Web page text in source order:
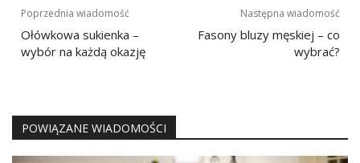
Nawigacja
wpisu
Poprzednia wiadomość
Ołówkowa sukienka –
wybór na każdą okazję
Następna wiadomość
Fasony bluzy męskiej – co
wybrać?
POWIĄZANE WIADOMOŚCI